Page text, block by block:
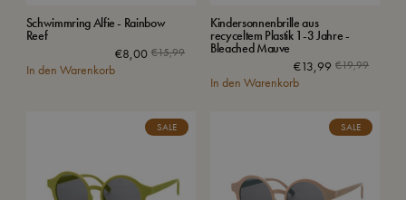
Schwimmring Alfie - Rainbow
Reef
€15,99
€8,00
In den Warenkorb
Kindersonnenbrille aus
recyceltem Plastik 1-3 Jahre -
Bleached Mauve
€19,99
€13,99
In den Warenkorb
SALE SALE